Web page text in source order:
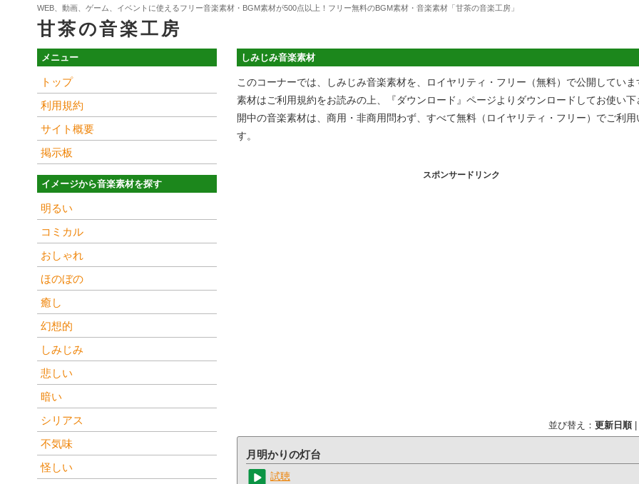
WEB、動画、ゲーム、イベントに使えるフリー音楽素材・BGM素材が500点以上！フリー無料のBGM素材・音楽素材「甘茶の音楽工房」
甘茶の音楽工房
メニュー
トップ
利用規約
サイト概要
掲示板
イメージから音楽素材を探す
明るい
コミカル
おしゃれ
ほのぼの
癒し
幻想的
しみじみ
悲しい
暗い
シリアス
不気味
怪しい
しみじみ音楽素材
このコーナーでは、しみじみ音楽素材を、ロイヤリティ・フリー（無料）で公開していま
素材はご利用規約をお読みの上、『ダウンロード』ページよりダウンロードしてお使い下
開中の音楽素材は、商用・非商用問わず、すべて無料（ロイヤリティ・フリー）でご利用
す。
スポンサードリンク
並び替え： 更新日順|
月明かりの灯台
試聴